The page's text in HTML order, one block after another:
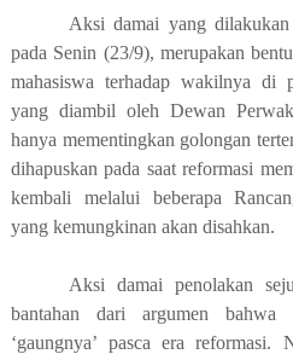
Aksi damai yang
pada Senin (23/9), merupakan
mahasiswa terhadap wakilnya di
yang diambil oleh Dewan
hanya mementingkan golongan
dihapuskan pada saat reformasi
kembali melalui beberapa
yang kemungkinan akan disahkan.
Aksi damai penolakan
bantahan dari argumen bahwa
‘gaungnya’ pasca era reformasi.